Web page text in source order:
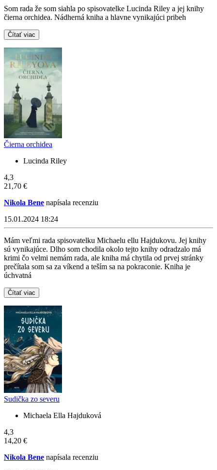
Som rada že som siahla po spisovatelke Lucinda Riley a jej knihy
čierna orchidea. Nádherná kniha a hlavne vynikajúci pribeh
Čítať viac
Čierna orchidea
Lucinda Riley
4,3
21,70 €
Nikola Bene napísala recenziu
15.01.2024 18:24
Mám veľmi rada spisovatelku Michaelu ellu Hajdukovu. Jej knihy
sú vynikajúce. Dlho som chodila okolo tejto knihy odradzalo má
krimi čo velmi nemám rada, ale kniha má chytila od prvej stránky
prečítala som sa za víkend a teším sa na pokraconie. Kniha je
úchvatná
Čítať viac
Sudička zo severu
Michaela Ella Hajduková
4,3
14,20 €
Nikola Bene napísala recenziu